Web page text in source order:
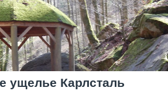
ущелье Карлсталь